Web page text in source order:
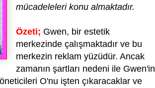
mücadeleleri konu almaktadır.
Özeti; Gwen, bir estetik
merkezinde çalışmaktadır ve bu
merkezin reklam yüzüdür. Ancak
zamanın şartları nedeni ile Gwen'in
O'nu işten çıkaracaklar ve